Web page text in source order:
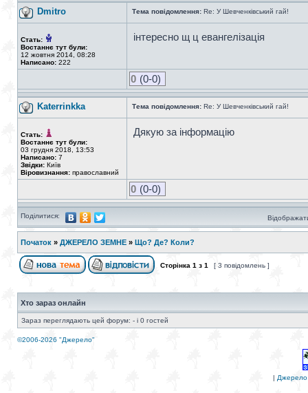
Dmitro Тема повідомлення: Re: У Шевченківський гай!
Стать:
Востаннє тут були:
12 жовтня 2014, 08:28
Написано: 222
інтересно щ ц евангелізація
0 (0-0)
Katerrinkka Тема повідомлення: Re: У Шевченківський гай!
Стать:
Востаннє тут були:
03 грудня 2018, 13:53
Написано: 7
Звідки: Київ
Віровизнання: православний
Дякую за інформацію
0 (0-0)
Поділитися:
Початок » ДЖЕРЕЛО ЗЕМНЕ » Що? Де? Коли?
Сторінка 1 з 1 [ 3 повідомлень ]
Хто зараз онлайн
Зараз переглядають цей форум: - і 0 гостей
©2006-2026 "Джерело"
| Джерело